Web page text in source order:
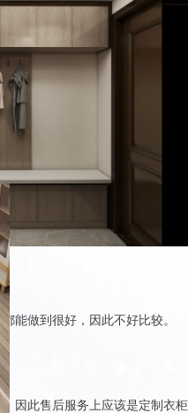
能做到很好，因此不好比较。
因此售后服务上应该是定制衣柜